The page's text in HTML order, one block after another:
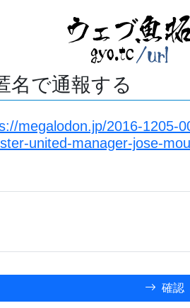
名で通報する
megalodon.jp/2016-1205-
united-manager-jose-
確認